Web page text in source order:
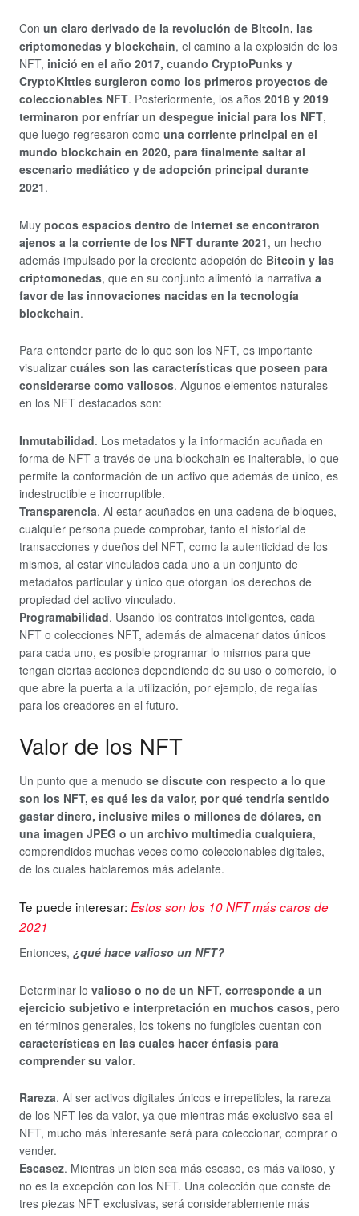
Con un claro derivado de la revolución de Bitcoin, las
criptomonedas y blockchain, el camino a la explosión de los
NFT, inició en el año 2017, cuando CryptoPunks y
CryptoKitties surgieron como los primeros proyectos de
coleccionables NFT. Posteriormente, los años 2018 y 2019
terminaron por enfríar un despegue inicial para los NFT,
que luego regresaron como una corriente principal en el
mundo blockchain en 2020, para finalmente saltar al
escenario mediático y de adopción principal durante
2021.
Muy pocos espacios dentro de Internet se encontraron
ajenos a la corriente de los NFT durante 2021, un hecho
además impulsado por la creciente adopción de Bitcoin y las
criptomonedas, que en su conjunto alimentó la narrativa a
favor de las innovaciones nacidas en la tecnología
blockchain.
Para entender parte de lo que son los NFT, es importante
visualizar cuáles son las características que poseen para
considerarse como valiosos. Algunos elementos naturales
en los NFT destacados son:
Inmutabilidad. Los metadatos y la información acuñada en
forma de NFT a través de una blockchain es inalterable, lo que
permite la conformación de un activo que además de único, es
indestructible e incorruptible.
Transparencia. Al estar acuñados en una cadena de bloques,
cualquier persona puede comprobar, tanto el historial de
transacciones y dueños del NFT, como la autenticidad de los
mismos, al estar vinculados cada uno a un conjunto de
metadatos particular y único que otorgan los derechos de
propiedad del activo vinculado.
Programabilidad. Usando los contratos inteligentes, cada
NFT o colecciones NFT, además de almacenar datos únicos
para cada uno, es posible programar lo mismos para que
tengan ciertas acciones dependiendo de su uso o comercio, lo
que abre la puerta a la utilización, por ejemplo, de regalías
para los creadores en el futuro.
Valor de los NFT
Un punto que a menudo se discute con respecto a lo que
son los NFT, es qué les da valor, por qué tendría sentido
gastar dinero, inclusive miles o millones de dólares, en
una imagen JPEG o un archivo multimedia cualquiera,
comprendidos muchas veces como coleccionables digitales,
de los cuales hablaremos más adelante.
Te puede interesar: Estos son los 10 NFT más caros de
2021
Entonces, ¿qué hace valioso un NFT?
Determinar lo valioso o no de un NFT, corresponde a un
ejercicio subjetivo e interpretación en muchos casos, pero
en términos generales, los tokens no fungibles cuentan con
características en las cuales hacer énfasis para
comprender su valor.
Rareza. Al ser activos digitales únicos e irrepetibles, la rareza
de los NFT les da valor, ya que mientras más exclusivo sea el
NFT, mucho más interesante será para coleccionar, comprar o
vender.
Escasez. Mientras un bien sea más escaso, es más valioso, y
no es la excepción con los NFT. Una colección que conste de
tres piezas NFT exclusivas, será considerablemente más